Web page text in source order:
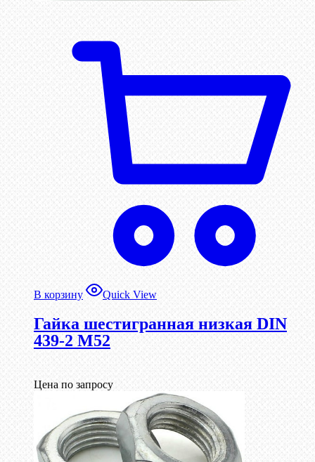
В корзину Quick View
Гайка шестигранная низкая DIN
439-2 М52
Цена по запросу